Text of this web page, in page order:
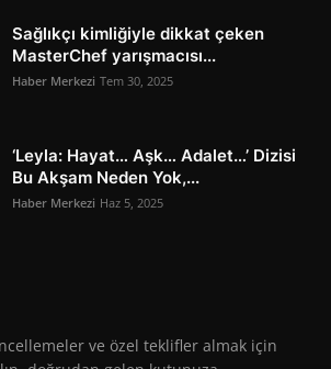
Sağlıkçı kimliğiyle dikkat çeken
MasterChef yarışmacısı...
Haber Merkezi Tem 30, 2025
‘Leyla: Hayat… Aşk… Adalet…’ Dizisi
Bu Akşam Neden Yok,...
Haber Merkezi Haz 5, 2025
ve özel teklifler almak için